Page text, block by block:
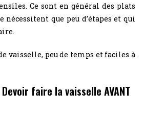
Ce sont en général des plats
nécessitent que peu d’étapes et qui
de vaisselle, peu de temps et faciles à
faire la vaisselle AVANT